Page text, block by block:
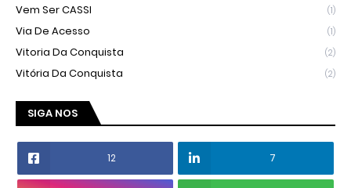
Vem Ser CASSI (1)
Via De Acesso (1)
Vitoria Da Conquista (2)
Vitória Da Conquista (2)
SIGA NOS
12 7